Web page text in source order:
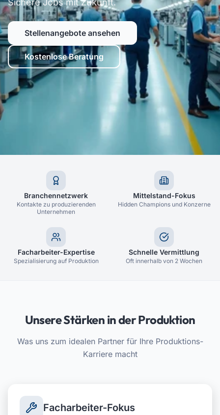
Sichere Jobs mit Zukunft.
Stellenangebote ansehen
Kostenlose Beratung
Branchennetzwerk
Kontakte zu produzierenden
Unternehmen
Mittelstand-Fokus
Hidden Champions und Konzerne
Facharbeiter-Expertise
Spezialisierung auf Produktion
Schnelle Vermittlung
Oft innerhalb von 2 Wochen
Unsere Stärken in der Produktion
Was uns zum idealen Partner für Ihre Produktions-
Karriere macht
Facharbeiter-Fokus